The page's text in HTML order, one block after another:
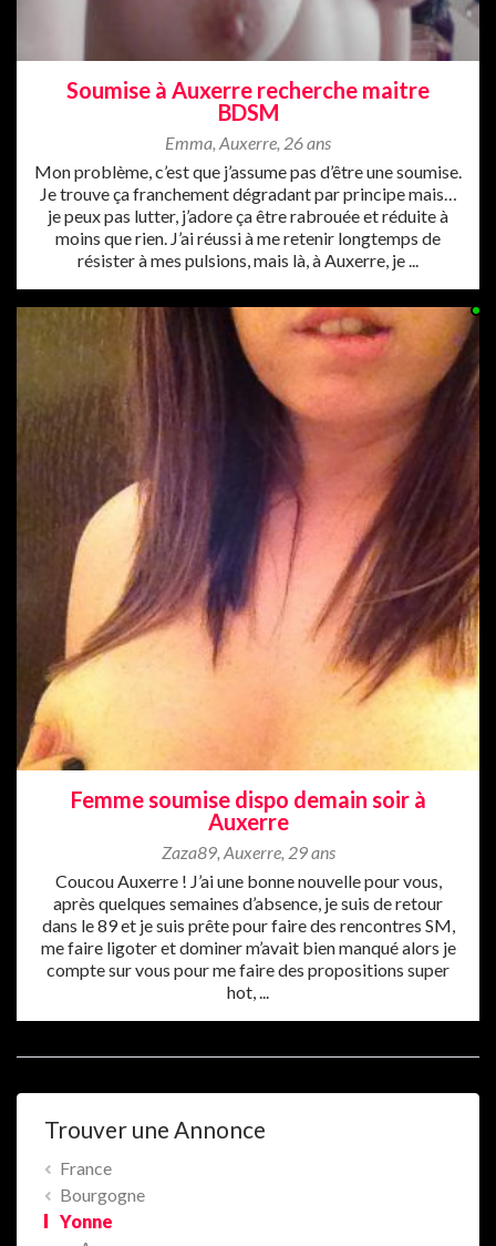
Soumise à Auxerre recherche maitre
BDSM
Emma Auxerre 26 ans
Mon problème, c’est que j’assume pas d’être une soumise.
Je trouve ça franchement dégradant par principe mais…
je peux pas lutter, j’adore ça être rabrouée et réduite à
moins que rien. J’ai réussi à me retenir longtemps de
résister à mes pulsions, mais là, à Auxerre, je ...
Femme soumise dispo demain soir à
Auxerre
Zaza89, Auxerre, 29 ans
Coucou Auxerre ! J’ai une bonne nouvelle pour vous,
après quelques semaines d’absence, je suis de retour
dans le 89 et je suis prête pour faire des rencontres SM,
me faire ligoter et dominer m’avait bien manqué alors je
compte sur vous pour me faire des propositions super
hot, ...
Trouver une Annonce
France
Bourgogne
Yonne